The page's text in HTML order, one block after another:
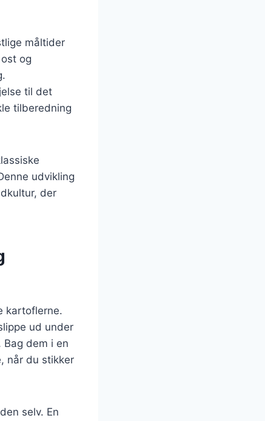
måltider
og
til det
tilberedning
udvikling
der
kartoflerne.
ud under
dem i en
når du stikker
selv. En